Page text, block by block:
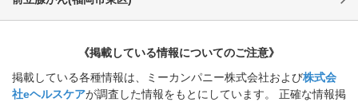
《掲載している情報についてのご注意》
掲載している各種情報は、ミーカンパニー株式会社および株式会
社eヘルスケアが調査した情報をもとにしています。 正確な情報掲